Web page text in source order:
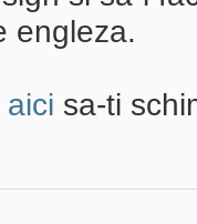
engleza.
aici sa-ti